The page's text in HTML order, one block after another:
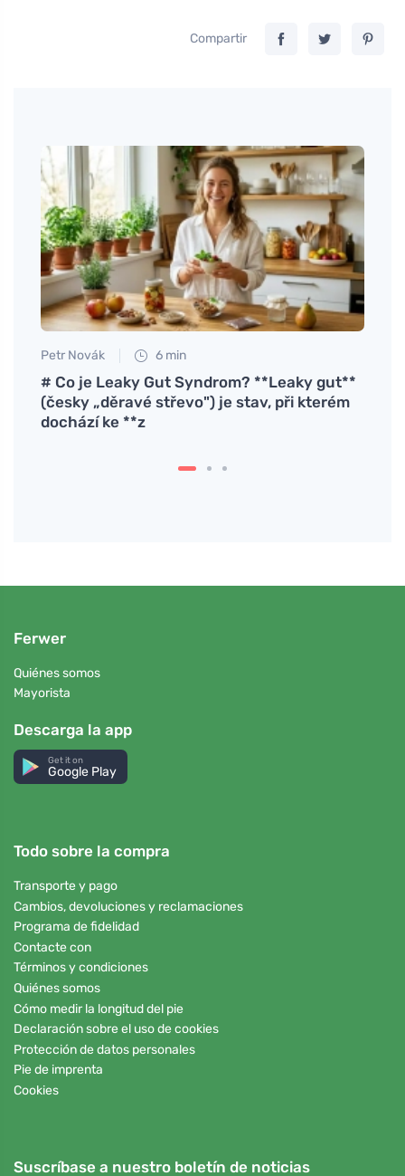
Compartir
Petr Novák 6 min
# Co je Leaky Gut Syndrom? **Leaky gut**
(česky „děravé střevo") je stav, při kterém
dochází ke **z
Ferwer
Quiénes somos
Mayorista
Descarga la app
Get it on
Google Play
Todo sobre la compra
Transporte y pago
Cambios, devoluciones y reclamaciones
Programa de fidelidad
Contacte con
Términos y condiciones
Quiénes somos
Cómo medir la longitud del pie
Declaración sobre el uso de cookies
Protección de datos personales
Pie de imprenta
Cookies
Suscríbase a nuestro boletín de noticias